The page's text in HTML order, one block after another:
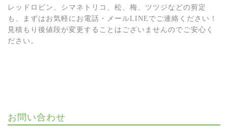
レッドロビン、シマネトリコ、松、梅、ツツジなどの剪定
も、まずはお気軽にお電話・メールLINEでご連絡ください！
見積もり後値段が変更することはございませんのでご安心く
ださい。
お問い合わせ